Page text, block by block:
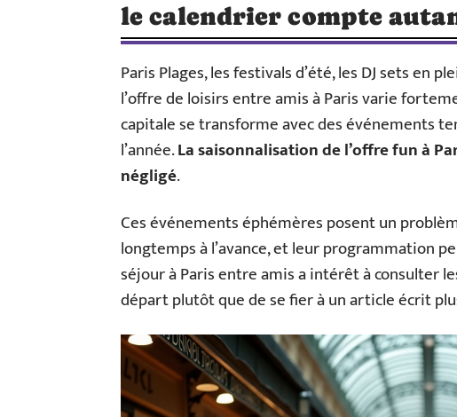
le calendrier compte
Paris Plages, les festivals d’été, les DJ sets en
l’offre de loisirs entre amis à Paris varie
capitale se transforme avec des événements
l’année.La saisonnalisation de l’offre fun à
négligé.
Ces événements éphémères posent un
longtemps à l’avance, et leur programmation
séjour à Paris entre amis a intérêt à consulter
départ plutôt que de se fier à un article écrit